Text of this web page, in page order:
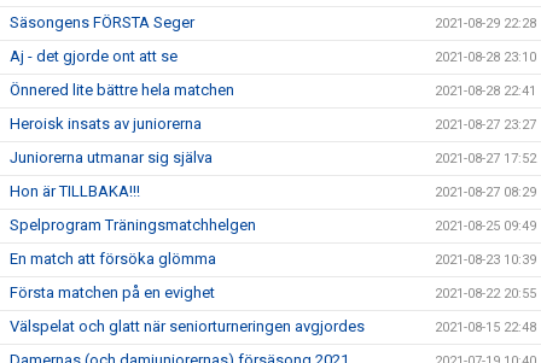
Säsongens FÖRSTA Seger 2021-08-29 22:28
Aj - det gjorde ont att se 2021-08-28 23:10
Önnered lite bättre hela matchen 2021-08-28 22:41
Heroisk insats av juniorerna 2021-08-27 23:27
Juniorerna utmanar sig själva 2021-08-27 17:52
Hon är TILLBAKA!!! 2021-08-27 08:29
Spelprogram Träningsmatchhelgen 2021-08-25 09:49
En match att försöka glömma 2021-08-23 10:39
Första matchen på en evighet 2021-08-22 20:55
Välspelat och glatt när seniorturneringen avgjordes 2021-08-15 22:48